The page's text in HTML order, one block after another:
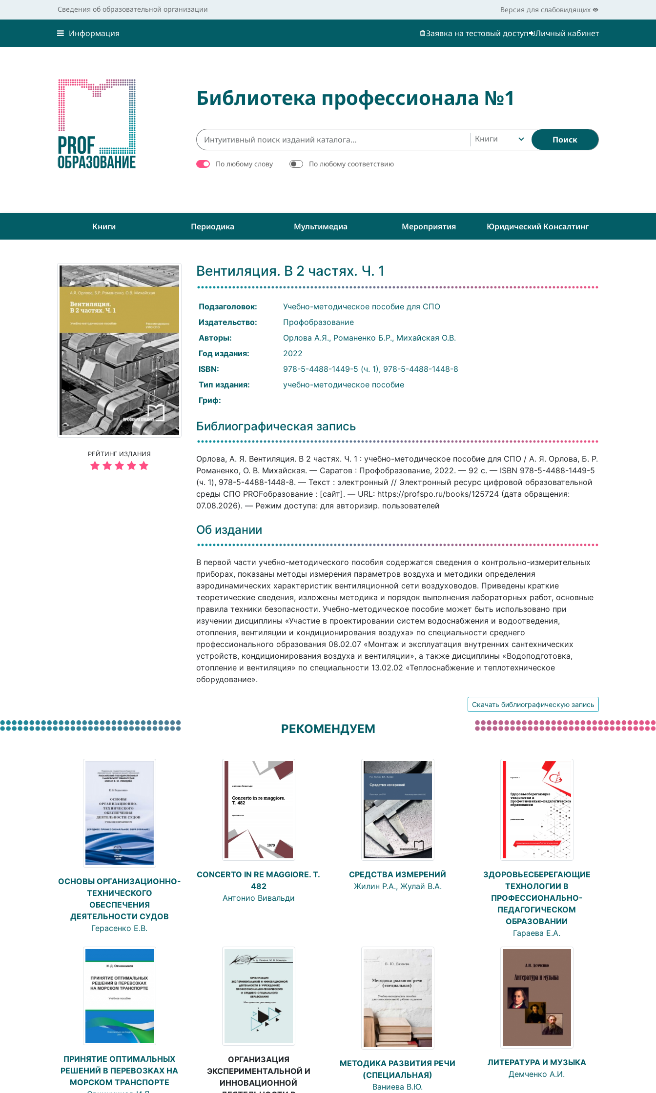
Сведения об образовательной организации Версия для слабовидящих
Информация Заявка на тестовый доступ Личный кабинет
Библиотека профессионала №1
Книги Поиск
По любому слову По любому соответствию
Книги Периодика Мультимедиа Мероприятия Юридический Консалтинг
РЕЙТИНГ ИЗДАНИЯ
Вентиляция. В 2 частях. Ч. 1
Подзаголовок:
Учебно-методическое пособие для СПО
Издательство:
Профобразование
Авторы:
Орлова А.Я., Романенко Б.Р., Михайская О.В.
Год издания:
2022
ISBN:
978-5-4488-1449-5 (ч. 1), 978-5-4488-1448-8
Тип издания:
учебно-методическое пособие
Гриф:
Библиографическая запись
Орлова, А. Я. Вентиляция. В 2 частях. Ч. 1 : учебно-методическое пособие для СПО / А. Я. Орлова, Б. Р.
Романенко, О. В. Михайская. — Саратов : Профобразование, 2022. — 92 c. — ISBN 978-5-4488-1449-5
(ч. 1), 978-5-4488-1448-8. — Текст : электронный // Электронный ресурс цифровой образовательной
среды СПО PROFобразование : [сайт]. — URL: https://profspo.ru/books/125724 (дата обращения:
07.08.2026). — Режим доступа: для авторизир. пользователей
Об издании
В первой части учебно-методического пособия содержатся сведения о контрольно-измерительных
приборах, показаны методы измерения параметров воздуха и методики определения
аэродинамических характеристик вентиляционной сети воздуховодов. Приведены краткие
теоретические сведения, изложены методика и порядок выполнения лабораторных работ, основные
правила техники безопасности. Учебно-методическое пособие может быть использовано при
изучении дисциплины «Участие в проектировании систем водоснабжения и водоотведения,
отопления, вентиляции и кондиционирования воздуха» по специальности среднего
профессионального образования 08.02.07 «Монтаж и эксплуатация внутренних сантехнических
устройств, кондиционирования воздуха и вентиляции», а также дисциплины «Водоподготовка,
отопление и вентиляция» по специальности 13.02.02 «Теплоснабжение и теплотехническое
оборудование».
Скачать библиографическую запись
РЕКОМЕНДУЕМ
ОСНОВЫ ОРГАНИЗАЦИОННО-
ТЕХНИЧЕСКОГО
ОБЕСПЕЧЕНИЯ
ДЕЯТЕЛЬНОСТИ СУДОВ
Герасенко Е.В.
CONCERTO IN RE MAGGIORE. T.
482
Антонио Вивальди
СРЕДСТВА ИЗМЕРЕНИЙ
Жилин Р.А., Жулай В.А.
ЗДОРОВЬЕСБЕРЕГАЮЩИЕ
ТЕХНОЛОГИИ В
ПРОФЕССИОНАЛЬНО-
ПЕДАГОГИЧЕСКОМ
ОБРАЗОВАНИИ
Гараева Е.А.
ПРИНЯТИЕ ОПТИМАЛЬНЫХ
РЕШЕНИЙ В ПЕРЕВОЗКАХ НА
МОРСКОМ ТРАНСПОРТЕ
ОРГАНИЗАЦИЯ
ЭКСПЕРИМЕНТАЛЬНОЙ И
ИННОВАЦИОННОЙ
МЕТОДИКА РАЗВИТИЯ РЕЧИ
(СПЕЦИАЛЬНАЯ)
Ваниева В.Ю.
ЛИТЕРАТУРА И МУЗЫКА
Демченко А.И.